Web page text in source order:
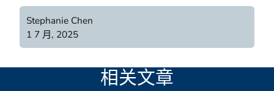
Stephanie Chen
1 7 月, 2025
相关文章